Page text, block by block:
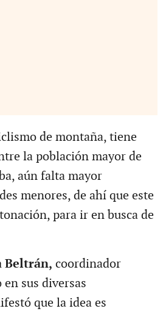
de montaña, tiene
la población mayor de
aún falta mayor
menores, de ahí que este
para ir en busca de
Beltrán, coordinador
sus diversas
que la idea es